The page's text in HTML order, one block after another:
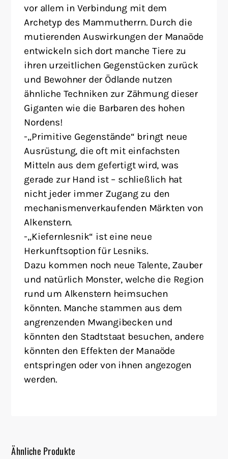
vor allem in Verbindung mit dem
Archetyp des Mammutherrn. Durch die
mutierenden Auswirkungen der Manaöde
entwickeln sich dort manche Tiere zu
ihren urzeitlichen Gegenstücken zurück
und Bewohner der Ödlande nutzen
ähnliche Techniken zur Zähmung dieser
Giganten wie die Barbaren des hohen
Nordens!
-„Primitive Gegenstände“ bringt neue
Ausrüstung, die oft mit einfachsten
Mitteln aus dem gefertigt wird, was
gerade zur Hand ist – schließlich hat
nicht jeder immer Zugang zu den
mechanismenverkaufenden Märkten von
Alkenstern.
-„Kiefernlesnik“ ist eine neue
Herkunftsoption für Lesniks.
Dazu kommen noch neue Talente, Zauber
und natürlich Monster, welche die Region
rund um Alkenstern heimsuchen
könnten. Manche stammen aus dem
angrenzenden Mwangibecken und
könnten den Stadtstaat besuchen, andere
könnten den Effekten der Manaöde
entspringen oder von ihnen angezogen
werden.
Ähnliche Produkte